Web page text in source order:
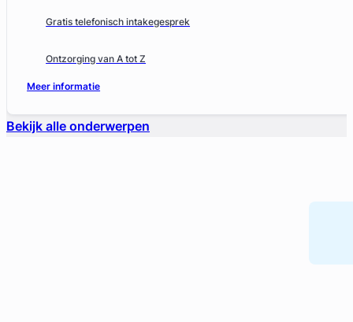
Gratis telefonisch intakegesprek
Ontzorging van A tot Z
Meer informatie
Bekijk alle onderwerpen